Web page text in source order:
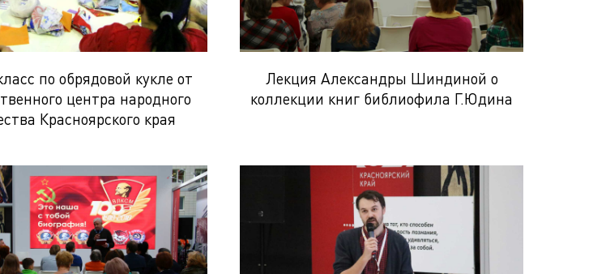
по обрядовой кукле от
центра народного
Красноярского края
Лекция Александры Шиндиной о
коллекции книг библиофила Г.Юдина